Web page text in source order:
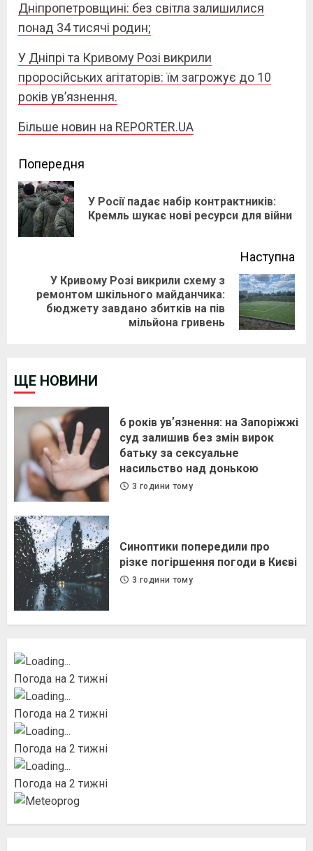
Дніпропетровщині: без світла залишилися
понад 34 тисячі родин;
У Дніпрі та Кривому Розі викрили
проросійських агітаторів: їм загрожує до 10
років ув’язнення.
Більше новин на REPORTER.UA
Continue
Reading
Попередня
У Росії падає набір контрактників:
Кремль шукає нові ресурси для війни
Наступна
Next
У Кривому Розі викрили схему з
ремонтом шкільного майданчика:
бюджету завдано збитків на пів
мільйона гривень
ЩЕ НОВИНИ
6 років увʼязнення: на Запоріжжі
суд залишив без змін вирок
батьку за сексуальне
насильство над донькою
3 години тому
Синоптики попередили про
різке погіршення погоди в Києві
3 години тому
Погода на 2 тижні
Погода на 2 тижні
Погода на 2 тижні
Погода на 2 тижні